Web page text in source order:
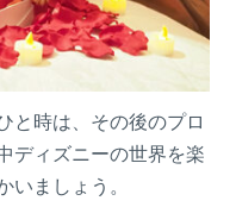
と時は、その後のプロ
ディズニーの世界を楽
いましょう。